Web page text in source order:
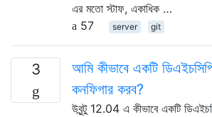
এর মতো স্টাফ, একাধিক …
57
server git
3
আমি কীভাবে একটি
কনফিগার করব?
উবুন্টু 12.04 এ কীভাবে একটি